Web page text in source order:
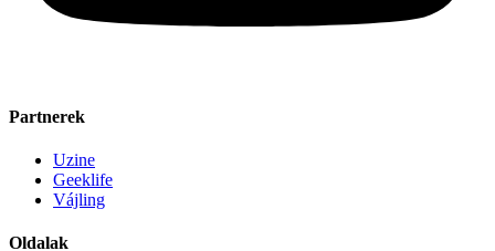
Partnerek
Uzine
Geeklife
Vájling
Oldalak